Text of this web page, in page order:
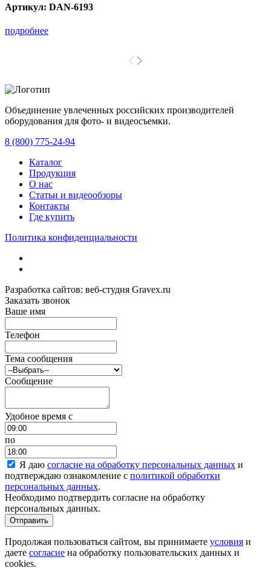
Артикул: DAN-6193
подробнее
Объединение увлеченных российских производителей
оборудования для фото- и видеосъемки.
8 (800) 775-24-94
Каталог
Продукция
О нас
Статьи и видеообзоры
Контакты
Где купить
Политика конфиденциальности
Разработка сайтов: веб-студия Gravex.ru
Заказать звонок
Ваше имя
Телефон
Тема сообщения
Сообщение
Удобное время c
по
Я даю согласие на обработку персональных данных и
подтверждаю ознакомление с политикой обработки
персональных данных.
Необходимо подтвердить согласие на обработку
персональных данных.
Отправить
Продолжая пользоваться сайтом, вы принимаете условия и
даете согласие на обработку пользовательских данных и
cookies.